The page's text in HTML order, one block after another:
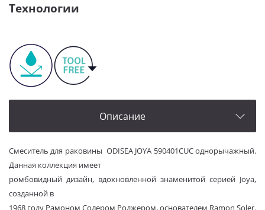
Технологии
Описание
Смеситель для раковины ODISEA JOYA 590401СUC однорычажный.
Данная коллекция имеет
ромбовидный дизайн, вдохновленной знаменитой серией Joya,
созданной в
1968 году Рамоном Солером Роджером, основателем Ramon Soler.